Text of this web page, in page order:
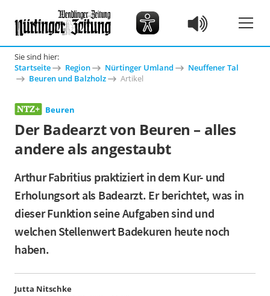
Sie sind hier:
Startseite
Region Nürtinger Umland
Neuffener Tal
Beuren und Balzholz
Artikel
Beuren
Der Badearzt von Beuren – alles
andere als angestaubt
Arthur Fabritius praktiziert in dem Kur- und
Erholungsort als Badearzt. Er berichtet, was in
dieser Funktion seine Aufgaben sind und
welchen Stellenwert Badekuren heute noch
haben.
Jutta Nitschke